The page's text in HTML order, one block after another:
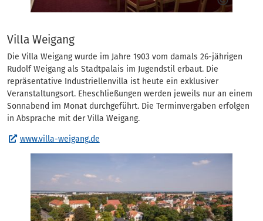
Villa Weigang
Die Villa Weigang wurde im Jahre 1903 vom damals 26-jährigen
Rudolf Weigang als Stadtpalais im Jugendstil erbaut. Die
repräsentative Industriellenvilla ist heute ein exklusiver
Veranstaltungsort. Eheschließungen werden jeweils nur an einem
Sonnabend im Monat durchgeführt. Die Terminvergaben erfolgen
in Absprache mit der Villa Weigang.
www.villa-weigang.de